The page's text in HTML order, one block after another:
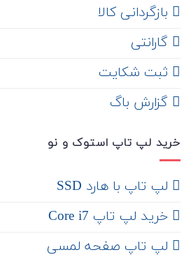
‌ بازگردانی کالا
گارانتی
ثبت شکایت
‌ گزارش باگ
خرید لپ تاپ استوک و نو
لپ تاپ با هارد SSD
خرید لپ تاپ Core i7
لپ تاپ صفحه لمسی